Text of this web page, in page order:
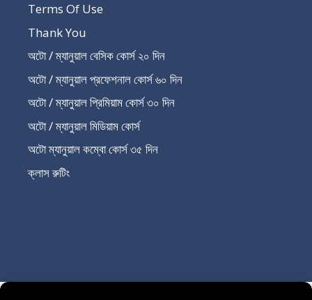
Terms Of Use
Thank You
অটো / ম্যানুয়াল বেসিক কোর্স ২০ দিন
অটো / ম্যানুয়াল প্রফেশনাল কোর্স ৬০ দিন
অটো / ম্যানুয়াল প্রিমিয়াম কোর্স ৩০ দিন
অটো / ম্যানুয়াল মিডিয়াম কোর্স
অটো ম্যানুয়াল কম্বো কোর্স ৩৫ দিন
ক্লাস রুটিং